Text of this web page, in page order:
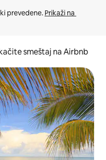
prevedene. Prikaži na
smeštaj na Airbnb